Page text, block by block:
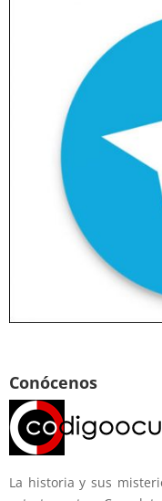
Conócenos
La historia y sus